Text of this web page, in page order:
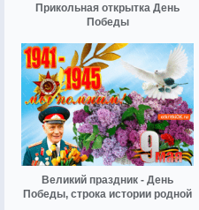
Прикольная открытка День
Победы
Великий праздник - День
Победы, строка истории родной